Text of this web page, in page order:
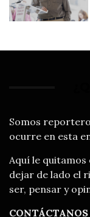
Somos
ocurre en esta
Aquí le quitamos
dejar de lado el
ser, pensar y
CONTÁCTANOS